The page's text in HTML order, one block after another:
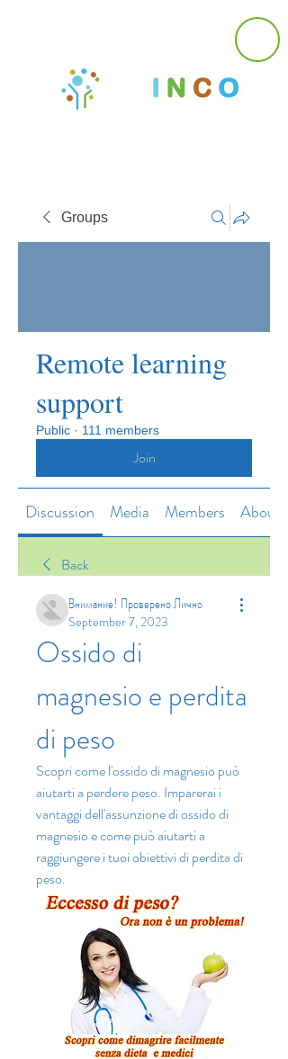
Groups
Remote learning
support
Public · 111 members
Join
Discussion Media Members About
Back
Внимание! Проверено Лично
September 7, 2023
Ossido di
magnesio e perdita
di peso
Scopri come l'ossido di magnesio può
aiutarti a perdere peso. Imparerai i
vantaggi dell'assunzione di ossido di
magnesio e come può aiutarti a
raggiungere i tuoi obiettivi di perdita di
peso.